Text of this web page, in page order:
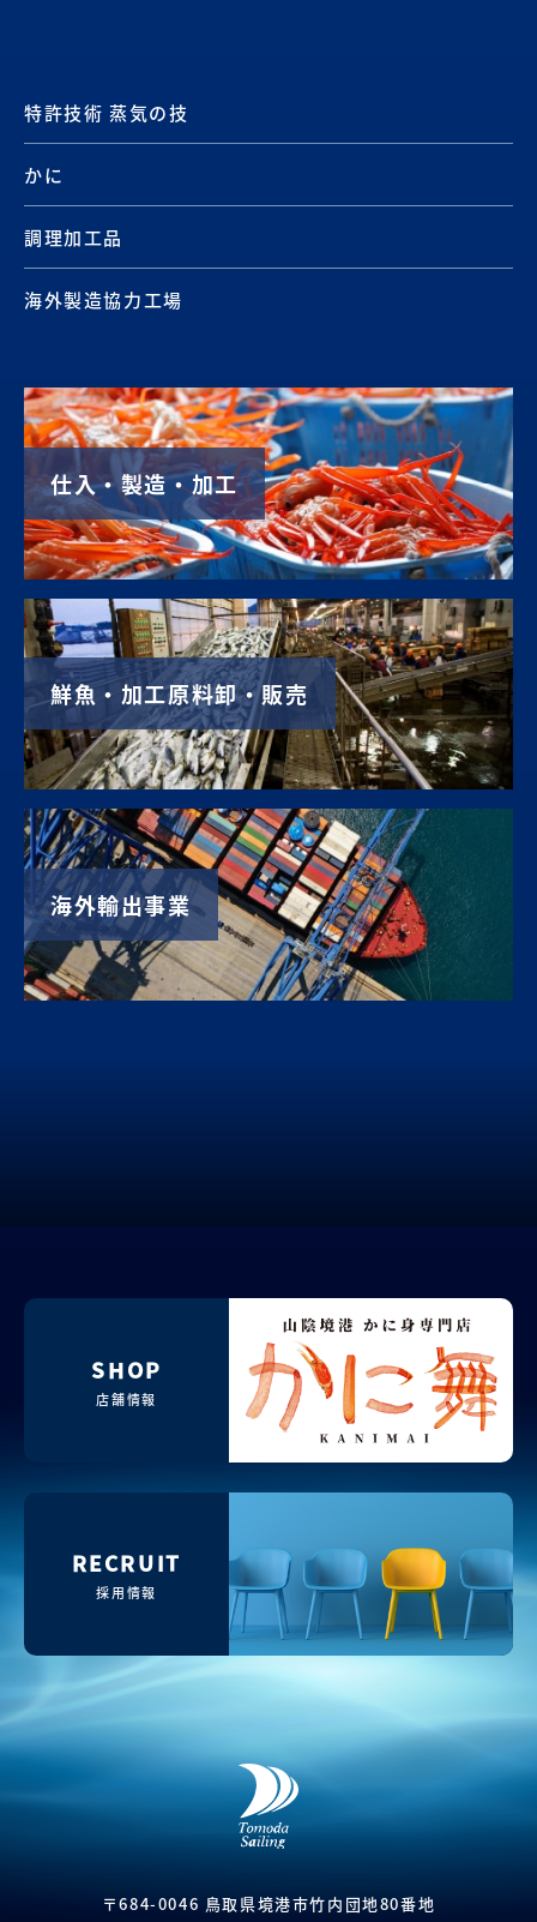
特許技術 蒸気の技
かに
調理加工品
海外製造協力工場
仕入・製造・加工
鮮魚・加工原料卸・販売
海外輸出事業
SHOP
店舗情報
RECRUIT
採用情報
〒684-0046 鳥取県境港市竹内団地80番地